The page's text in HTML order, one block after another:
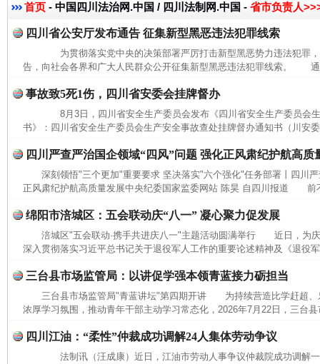
首页 - 中国四川法治网.中国 / 四川法制网.中国 - 省市负责人
四川省公安厅发布通告 征集新型黑恶违法犯罪线索
为贯彻落实党中央的决策部署严厉打击新型黑恶势力违法犯罪
告，向社会各界和广大人民群众公开征集新型黑恶违法犯罪线索。
事故致5死1伤，四川省安委会挂牌督办
8月3日，四川省安全生产委员会发布《四川省安全生产委员会
书》：四川省安全生产委员会生产安全事故查处挂牌督办通知书（川安
四川严查严治国企领域“四风”问题 强化正风肃纪护航高质
深刻领悟"三个更加"重要要求 坚决落实"六个强化"任务部署丨四川
正风肃纪护航高质量发展中央纪委国家监委网站 陈昊 自四川报道 前
绵阳市涪城区：五会联动庆“八一” 凝心聚力促发展
涪城区"五会联动·携手共进庆八一"主题活动圆满举行 近日，为
深入贯彻落实习近平总书记关于退役军人工作的重要论述精神及《退役
三台县市场监管局：以讲促学强本领青蓝接力砺担当
三台县市场监管局"青蓝讲坛"第四期开讲 为持续营造比学赶超、
浓厚学习氛围，推动青年干部主动学习常态化，2026年7月22日，三台
四川江油：“柔性”仲裁成功调解24人集体劳动争议
法制讯（汪成康）近日，江油市劳动人事争议仲裁院成功调解